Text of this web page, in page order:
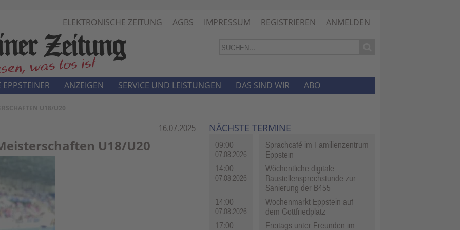
ELEKTRONISCHE ZEITUNG AGBS IMPRESSUM REGISTRIEREN ANMELDEN
U18/U20
Rubrik:
16.07.2025
U18/U20
NÄCHSTE TERMINE
09:00
07.08.2026
Sprachcafé im Familienzentrum
Eppstein
14:00
07.08.2026
Wöchentliche digitale
Baustellensprechstunde zur
Sanierung der B455
14:00
07.08.2026
Wochenmarkt Eppstein auf
dem Gottfriedplatz
17:00
Freitags unter Freunden im
EPPSTEINER ANZEIGEN SERVICE UND LEISTUNGEN DAS SIND WIR ABO